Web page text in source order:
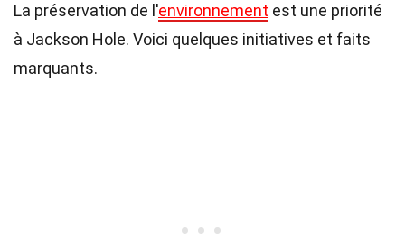
La préservation de l'environnement est une priorité
à Jackson Hole. Voici quelques initiatives et faits
marquants.